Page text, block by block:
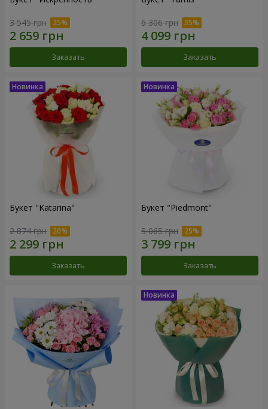
3 545 грн
Заказать
6 306 грн
Заказать
Букет "Katarina"
2 874 грн
Заказать
Букет "Piedmont"
5 065 грн
Заказать